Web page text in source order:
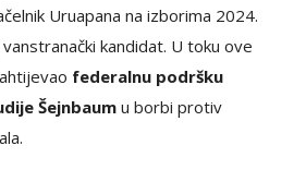
Uruapana na izborima 2024.
kandidat. U toku ove
federalnu podršku
Šejnbaum u borbi protiv